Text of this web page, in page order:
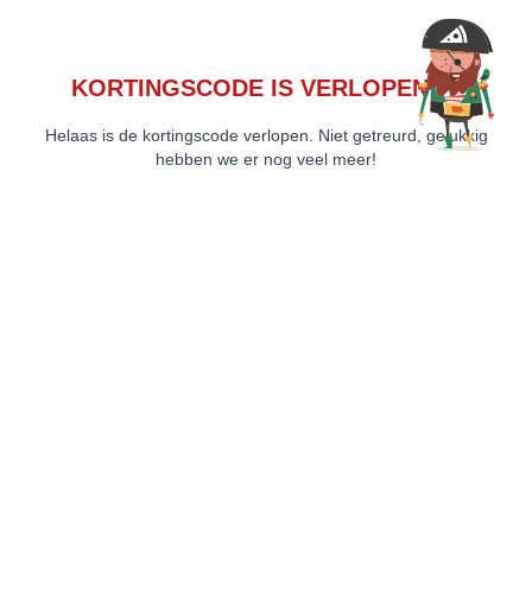
KORTINGSCODE IS VERLOPEN 😞
Helaas is de kortingscode verlopen. Niet getreurd, gelukkig
hebben we er nog veel meer!